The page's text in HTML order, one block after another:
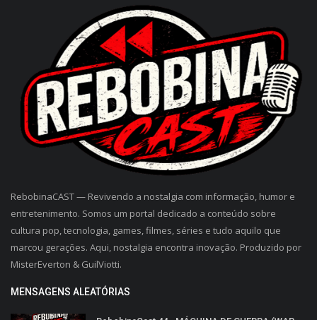
RebobinaCAST — Revivendo a nostalgia com informação, humor e
entretenimento. Somos um portal dedicado a conteúdo sobre
cultura pop, tecnologia, games, filmes, séries e tudo aquilo que
marcou gerações. Aqui, nostalgia encontra inovação. Produzido por
MisterEverton & GuilViotti.
MENSAGENS ALEATÓRIAS